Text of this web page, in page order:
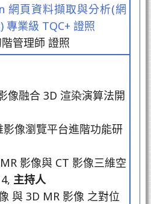
網頁資料擷取與分析(網
專業級 TQC+ 證照
階管理師 證照
像融合 3D 渲染演算法開
像瀏覽平台進階功能研
影像與 CT 影像三維空
主持人
與 3D MR 影像 之對位